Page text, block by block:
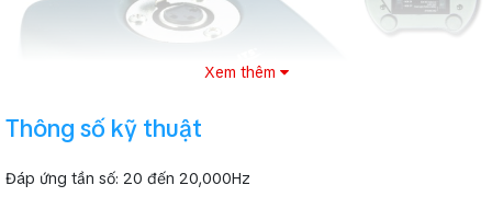
Xem thêm
Thông số kỹ thuật
Đáp ứng tần số: 20 đến 20,000Hz